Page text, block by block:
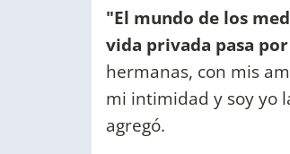
"El mundo de los
vida privada pasa
hermanas, con mis
mi intimidad y soy yo
agregó.